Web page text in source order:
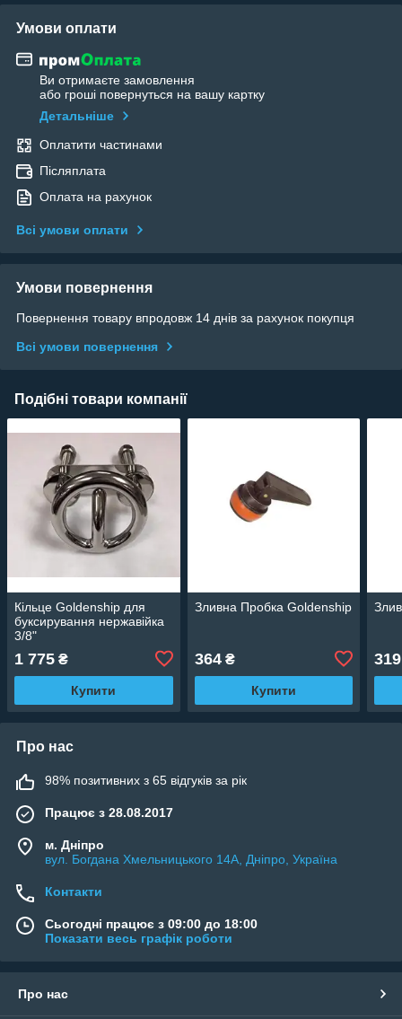
Умови оплати
Ви отримаєте замовлення
або гроші повернуться на вашу картку
Детальніше
Оплатити частинами
Післяплата
Оплата на рахунок
Всі умови оплати
Умови повернення
Повернення товару впродовж 14 днів за рахунок покупця
Всі умови повернення
Подібні товари компанії
Кільце Goldenship для
буксирування нержавійка
3/8"
1 775 ₴
Купити
Зливна Пробка Goldenship
364₴
Купити
319
Про нас
98% позитивних з 65 відгуків за рік
Працює з 28.08.2017
м. Дніпро
вул. Богдана Хмельницького 14А, Дніпро, Україна
Контакти
Сьогодні працює з 09:00 до 18:00
Показати весь графік роботи
Про нас